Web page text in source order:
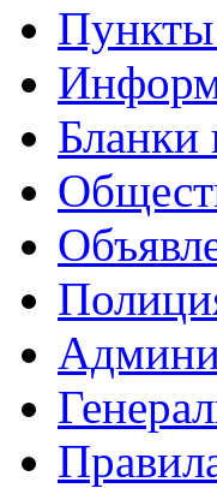
Пункты
Бланки